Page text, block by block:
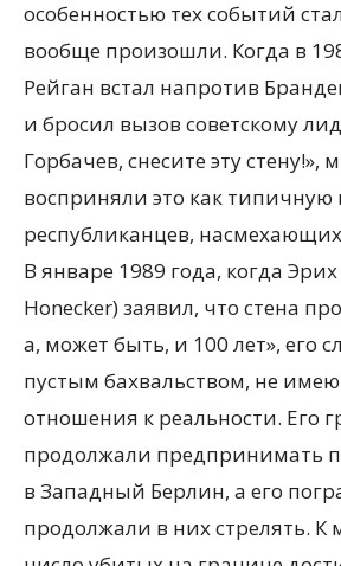
особенностью тех событий
вообще произошли. Когда в
Рейган встал напротив
и бросил вызов советскому
Горбачев, снесите эту стену!»,
восприняли это как типичную
республиканцев,
В январе 1989 года, когда
Honecker) заявил, что стена
а, может быть, и 100 лет», его
пустым бахвальством, не
отношения к реальности. Его
продолжали предпринимать
в Западный Берлин, а его
продолжали в них стрелять. К